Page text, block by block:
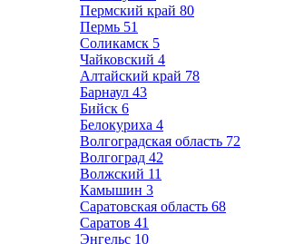
Пермский край 80
Пермь 51
Соликамск 5
Чайковский 4
Алтайский край 78
Барнаул 43
Бийск 6
Белокуриха 4
Волгоградская область 72
Волгоград 42
Волжский 11
Камышин 3
Саратовская область 68
Саратов 41
Энгельс 10